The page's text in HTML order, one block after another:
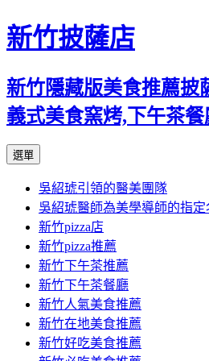
新竹披薩店
新竹隱藏版美食推薦披
義式美食窯烤,下午茶
選單
主
要
內
容
吳紹琥引領的醫美團隊
吳紹琥醫師為美學導師的指定
新竹pizza店
新竹pizza推薦
新竹下午茶推薦
新竹下午茶餐廳
新竹人氣美食推薦
新竹在地美食推薦
新竹好吃美食推薦